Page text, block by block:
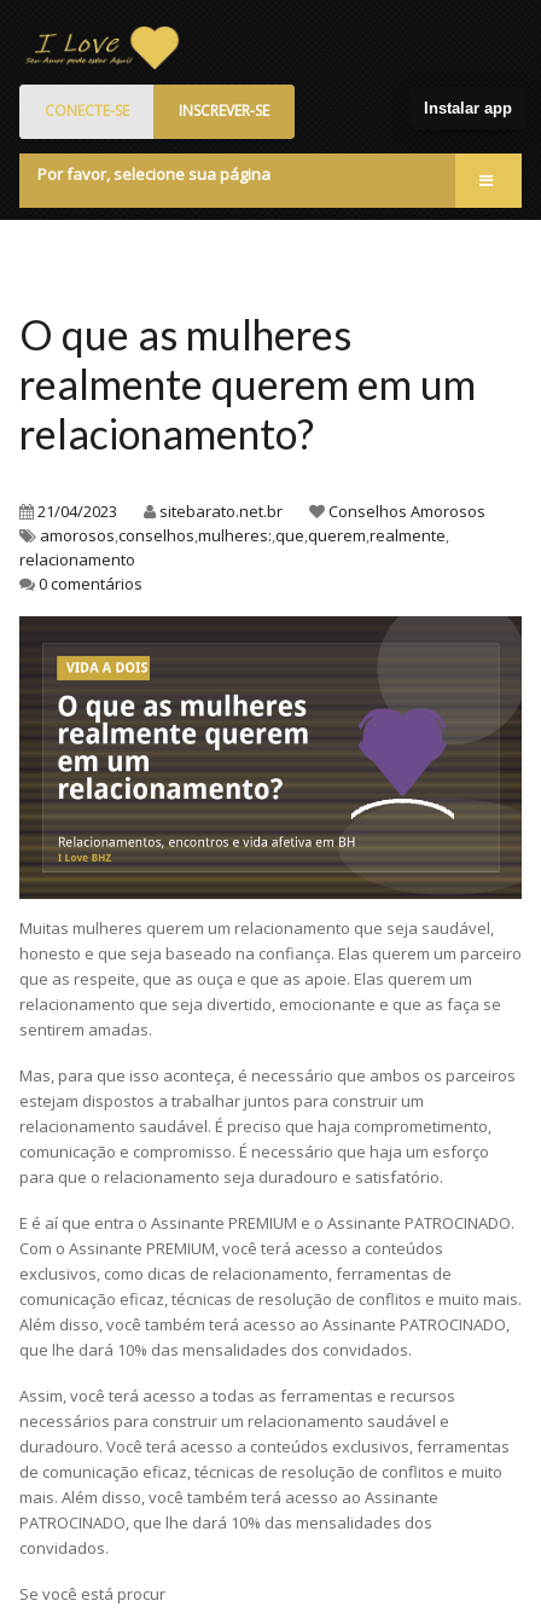
CONECTE-SE INSCREVER-SE
Por favor, selecione sua página
Programa de Patrocinados
Marketplace
Blog
O que as mulheres
realmente querem em um
relacionamento?
21/04/2023 sitebarato.net.br
Conselhos Amorosos
amorosos,conselhos,mulheres:,que,querem,realmente,
relacionamento
0 comentários
Muitas mulheres querem um relacionamento que seja saudável,
honesto e que seja baseado na confiança. Elas querem um parceiro
que as respeite, que as ouça e que as apoie. Elas querem um
relacionamento que seja divertido, emocionante e que as faça se
sentirem amadas.
Mas, para que isso aconteça, é necessário que ambos os parceiros
estejam dispostos a trabalhar juntos para construir um
relacionamento saudável. É preciso que haja comprometimento,
comunicação e compromisso. É necessário que haja um esforço
para que o relacionamento seja duradouro e satisfatório.
E é aí que entra o Assinante PREMIUM e o Assinante PATROCINADO.
Com o Assinante PREMIUM, você terá acesso a conteúdos
exclusivos, como dicas de relacionamento, ferramentas de
comunicação eficaz, técnicas de resolução de conflitos e muito mais.
Além disso, você também terá acesso ao Assinante PATROCINADO,
que lhe dará 10% das mensalidades dos convidados.
Assim, você terá acesso a todas as ferramentas e recursos
necessários para construir um relacionamento saudável e
duradouro. Você terá acesso a conteúdos exclusivos, ferramentas
de comunicação eficaz, técnicas de resolução de conflitos e muito
mais. Além disso, você também terá acesso ao Assinante
PATROCINADO, que lhe dará 10% das mensalidades dos
convidados.
Se você está procur
Instalar app